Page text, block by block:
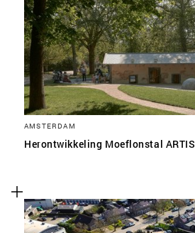
AMSTERDAM
Herontwikkeling Moeflonstal ARTIS